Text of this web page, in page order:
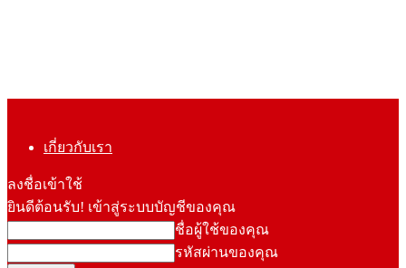
เกี่ยวกับเรา
ลงชื่อเข้าใช้
ยินดีต้อนรับ! เข้าสู่ระบบบัญชีของคุณ
ชื่อผู้ใช้ของคุณ
รหัสผ่านของคุณ